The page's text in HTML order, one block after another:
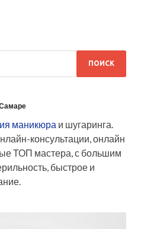
маникюра и шугаринга.
консультации, онлайн
ТОП мастера, с большим
быстрое и